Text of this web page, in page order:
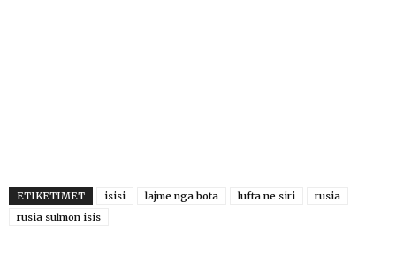
ETIKETIMET isisi lajme nga bota lufta ne siri
rusia
rusia sulmon isis